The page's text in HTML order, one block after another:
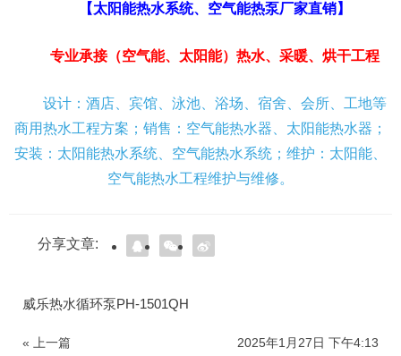
【太阳能热水系统、空气能热泵厂家直销】
专业承接（空气能、太阳能）热水、采暖、烘干工程
设计：酒店、宾馆、泳池、浴场、宿舍、会所、工地等
商用热水工程方案；销售：空气能热水器、太阳能热水器；
安装：太阳能热水系统、空气能热水系统；维护：太阳能、
空气能热水工程维护与维修。
分享文章:
威乐热水循环泵PH-1501QH
« 上一篇 2025年1月27日 下午4:13